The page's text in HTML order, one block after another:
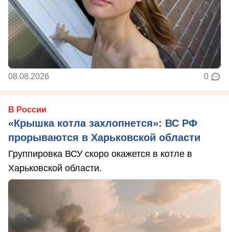
08.08.2026 0
В России
«Крышка котла захлопнется»: ВС РФ
прорываются в Харьковской области
Группировка ВСУ скоро окажется в котле в
Харьковской области.